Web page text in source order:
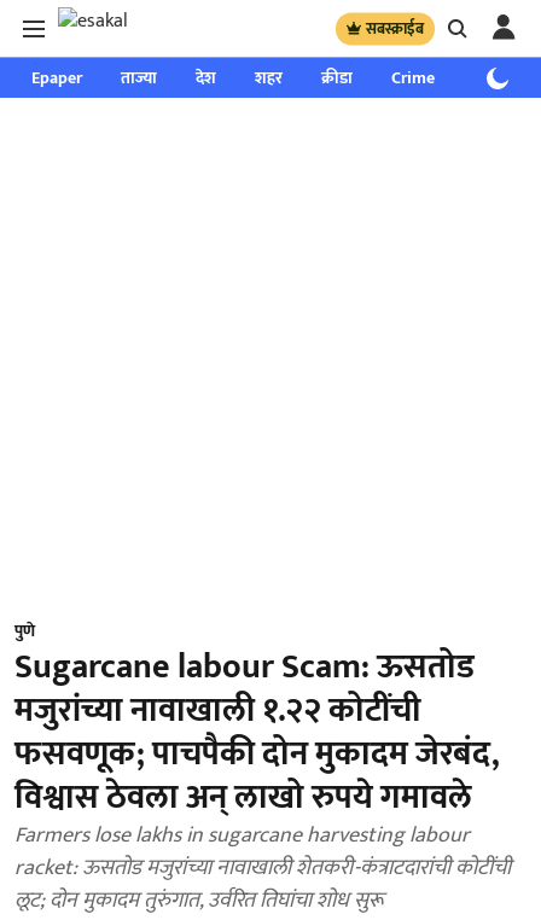
सबस्क्राईब
Epaper ताज्या देश शहर क्रीडा Crime साप्ताहिक
पुणे
Sugarcane labour Scam: ऊसतोड
मजुरांच्या नावाखाली १.२२ कोटींची
फसवणूक; पाचपैकी दोन मुकादम जेरबंद,
विश्वास ठेवला अन् लाखो रुपये गमावले
Farmers lose lakhs in sugarcane harvesting labour
racket: ऊसतोड मजुरांच्या नावाखाली शेतकरी-कंत्राटदारांची कोटींची
लूट; दोन मुकादम तुरुंगात, उर्वरित तिघांचा शोध सुरू